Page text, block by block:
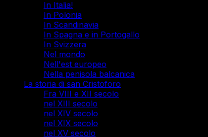
In Italia!
In Polonia
In Scandinavia
In Spagna e in Portogallo
In Svizzera
Nel mondo
Nell'est europeo
Nella penisola balcanica
La storia di san Cristoforo
Fra VIII e XII secolo
nel XIII secolo
nel XIV secolo
nel XIX secolo
nel XV secolo